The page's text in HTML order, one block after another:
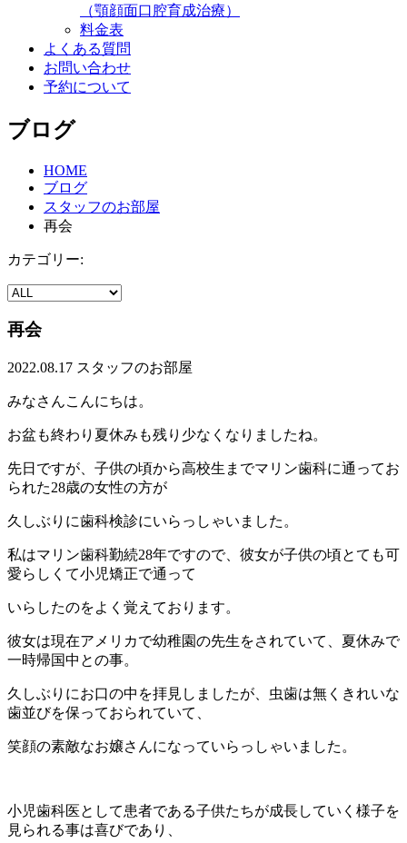
（顎顔面口腔育成治療）
料金表
よくある質問
お問い合わせ
予約について
ブログ
HOME
ブログ
スタッフのお部屋
再会
カテゴリー:
再会
2022.08.17 スタッフのお部屋
みなさんこんにちは。
お盆も終わり夏休みも残り少なくなりましたね。
先日ですが、子供の頃から高校生までマリン歯科に通ってお
られた28歳の女性の方が
久しぶりに歯科検診にいらっしゃいました。
私はマリン歯科勤続28年ですので、彼女が子供の頃とても可
愛らしくて小児矯正で通って
いらしたのをよく覚えております。
彼女は現在アメリカで幼稚園の先生をされていて、夏休みで
一時帰国中との事。
久しぶりにお口の中を拝見しましたが、虫歯は無くきれいな
歯並びを保っておられていて、
笑顔の素敵なお嬢さんになっていらっしゃいました。
小児歯科医として患者である子供たちが成長していく様子を
見られる事は喜びであり、